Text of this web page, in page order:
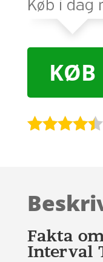
KØB
på
mmelser
Fakta
Interval